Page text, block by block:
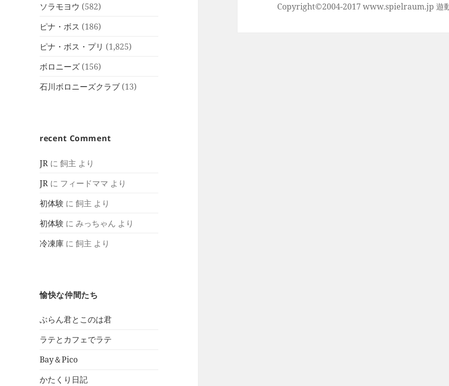
ソラモヨウ (582)
ピナ・ボス (186)
ピナ・ボス・プリ (1,825)
ボロニーズ (156)
石川ボロニーズクラブ (13)
recent Comment
JR に飼主 より
JR に フィードママ より
初体験 に飼主 より
初体験 にみっちゃん より
冷凍庫 に飼主 より
愉快な仲間たち
ぶらん君とこのは君
ラテとカフェでラテ
Bay＆Pico
かたくり日記
Copyright©2004-2017 www.spielraum.jp 遊